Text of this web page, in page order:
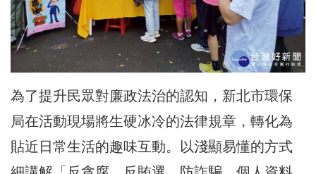
為了提升民眾對廉政法治的認知，新北市環保
局在活動現場將生硬冰冷的法律規章，轉化為
貼近日常生活的趣味互動。以淺顯易懂的方式